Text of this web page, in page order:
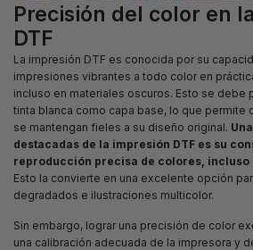
Precisión del color en
DTF
La impresión DTF es conocida por su
impresiones vibrantes a todo color en
incluso en materiales oscuros. Esto se debe
tinta blanca como capa base, lo que permite
se mantengan fieles a su diseño original.
destacadas de la impresión DTF es su
reproducción precisa de colores, incluso
Esto la convierte en una excelente opción
degradados e ilustraciones multicolor.
Sin embargo, lograr una precisión de color
una calibración adecuada de la impresora y